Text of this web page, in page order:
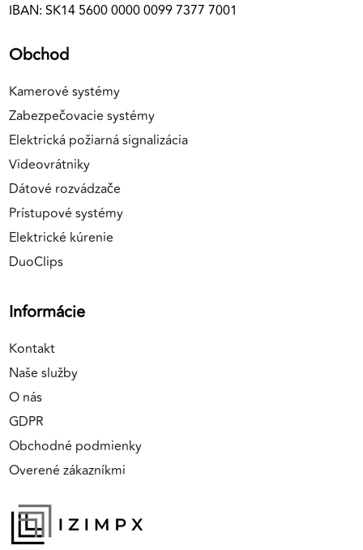
IBAN: SK14 5600 0000 0099 7377 7001
Obchod
Kamerové systémy
Zabezpečovacie systémy
Elektrická požiarná signalizácia
Videovrátniky
Dátové rozvádzače
Prístupové systémy
Elektrické kúrenie
DuoClips
Informácie
Kontakt
Naše služby
O nás
GDPR
Obchodné podmienky
Overené zákazníkmi